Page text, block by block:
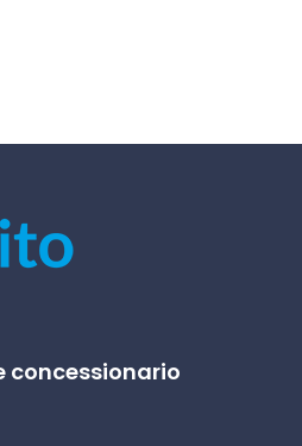
concessionario